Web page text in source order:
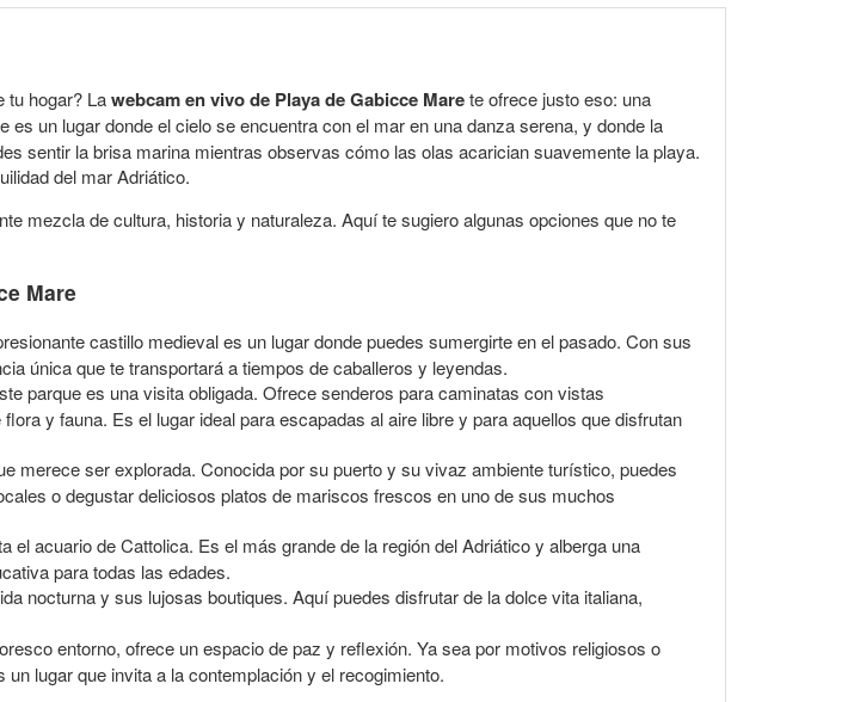
tu hogar? Lawebcam en vivo de Playa de Gabicce Marete ofrece justo eso: una
es un lugar donde el cielo se encuentra con el mar en una danza serena, y donde la
sentir la brisa marina mientras observas cómo las olas acarician suavemente la playa.
del mar Adriático.
mezcla de cultura, historia y naturaleza. Aquí te sugiero algunas opciones que no te
Mare
castillo medieval es un lugar donde puedes sumergirte en el pasado. Con sus
única que te transportará a tiempos de caballeros y leyendas.
parque es una visita obligada. Ofrece senderos para caminatas con vistas
y fauna. Es el lugar ideal para escapadas al aire libre y para aquellos que disfrutan
merece ser explorada. Conocida por su puerto y su vivaz ambiente turístico, puedes
o degustar deliciosos platos de mariscos frescos en uno de sus muchos
el acuario de Cattolica. Es el más grande de la región del Adriático y alberga una
para todas las edades.
nocturna y sus lujosas boutiques. Aquí puedes disfrutar de la dolce vita italiana,
entorno, ofrece un espacio de paz y reflexión. Ya sea por motivos religiosos o
lugar que invita a la contemplación y el recogimiento.